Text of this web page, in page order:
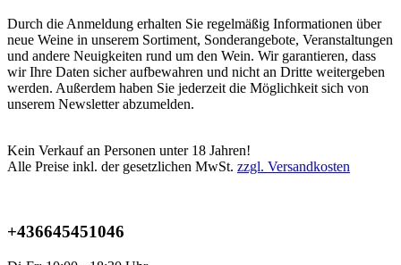
Durch die Anmeldung erhalten Sie regelmäßig Informationen über
neue Weine in unserem Sortiment, Sonderangebote, Veranstaltungen
und andere Neuigkeiten rund um den Wein. Wir garantieren, dass
wir Ihre Daten sicher aufbewahren und nicht an Dritte weitergeben
werden. Außerdem haben Sie jederzeit die Möglichkeit sich von
unserem Newsletter abzumelden.
Kein Verkauf an Personen unter 18 Jahren!
Alle Preise inkl. der gesetzlichen MwSt. zzgl. Versandkosten
+436645451046